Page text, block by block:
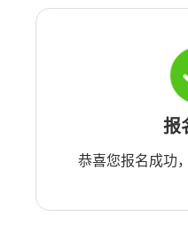
报
恭喜您报名成功